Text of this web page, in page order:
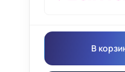
В